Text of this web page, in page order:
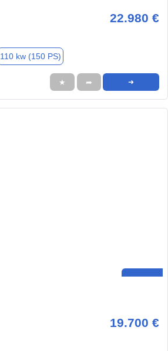
22.980 €
110 kw (150 PS)
★ ➦ ➜
19.700 €